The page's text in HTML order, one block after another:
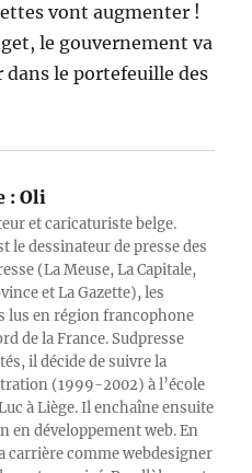
vont augmenter !
le gouvernement va
le portefeuille des
: Oli
et caricaturiste belge.
le dessinateur de presse des
(La Meuse, La Capitale,
et La Gazette), les
lus en région francophone
de la France. Sudpresse
il décide de suivre la
(1999-2002) à l’école
à Liège. Il enchaîne ensuite
en développement web. En
carrière comme webdesigner